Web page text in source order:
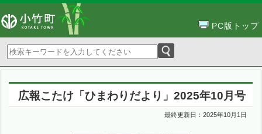
PC版トップ
広報こたけ「ひまわりだより」2025年10月号
最終更新日：2025年10月1日